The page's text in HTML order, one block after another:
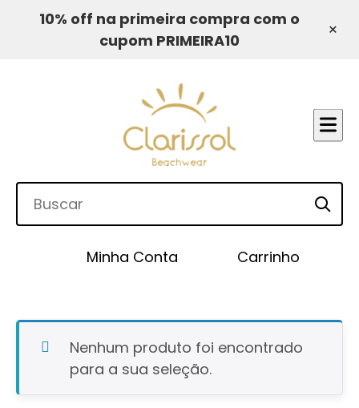
10% off na primeira compra com o
cupom PRIMEIRA10
×
Minha Conta Carrinho
Nenhum produto foi encontrado
para a sua seleção.